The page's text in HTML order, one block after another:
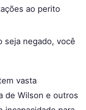
ao perito
seja negado, você
vasta
de Wilson e outros